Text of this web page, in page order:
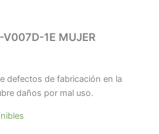
V007D-1E MUJER
defectos de fabricación en la
daños por mal uso.